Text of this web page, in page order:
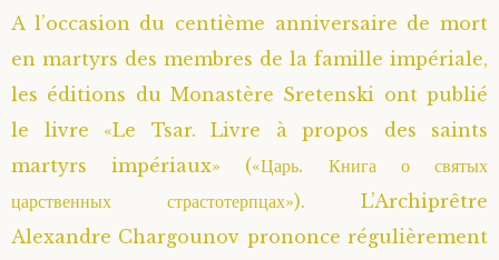
A l’occasion du centième anniversaire de mort
en martyrs des membres de la famille impériale,
les éditions du Monastère Sretenski ont publié
le livre «Le Tsar. Livre à propos des saints
martyrs impériaux» («Царь. Книга о святых
царственных страстотерпцах»). L’Archiprêtre
Alexandre Chargounov prononce régulièrement